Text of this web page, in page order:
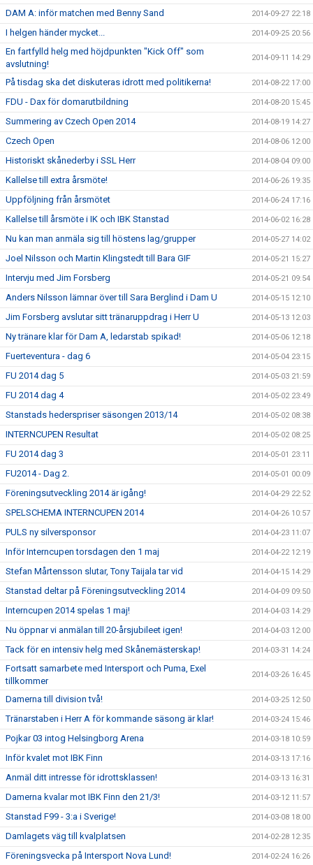
DAM A: inför matchen med Benny Sand 2014-09-27 22:18
I helgen händer mycket... 2014-09-25 20:56
En fartfylld helg med höjdpunkten "Kick Off" som
avslutning!
2014-09-11 14:29
På tisdag ska det diskuteras idrott med politikerna! 2014-08-22 17:00
FDU - Dax för domarutbildning 2014-08-20 15:45
Summering av Czech Open 2014 2014-08-19 14:27
Czech Open 2014-08-06 12:00
Historiskt skånederby i SSL Herr 2014-08-04 09:00
Kallelse till extra årsmöte! 2014-06-26 19:35
Uppföljning från årsmötet 2014-06-24 17:16
Kallelse till årsmöte i IK och IBK Stanstad 2014-06-02 16:28
Nu kan man anmäla sig till höstens lag/grupper 2014-05-27 14:02
Joel Nilsson och Martin Klingstedt till Bara GIF 2014-05-21 15:27
Intervju med Jim Forsberg 2014-05-21 09:54
Anders Nilsson lämnar över till Sara Berglind i Dam U 2014-05-15 12:10
Jim Forsberg avslutar sitt tränaruppdrag i Herr U 2014-05-13 12:03
Ny tränare klar för Dam A, ledarstab spikad! 2014-05-06 12:18
Fuerteventura - dag 6 2014-05-04 23:15
FU 2014 dag 5 2014-05-03 21:59
FU 2014 dag 4 2014-05-02 23:49
Stanstads hederspriser säsongen 2013/14 2014-05-02 08:38
INTERNCUPEN Resultat 2014-05-02 08:25
FU 2014 dag 3 2014-05-01 23:11
FU2014 - Dag 2. 2014-05-01 00:09
Föreningsutveckling 2014 är igång! 2014-04-29 22:52
SPELSCHEMA INTERNCUPEN 2014 2014-04-26 10:57
PULS ny silversponsor 2014-04-23 11:07
Inför Interncupen torsdagen den 1 maj 2014-04-22 12:19
Stefan Mårtensson slutar, Tony Taijala tar vid 2014-04-15 14:29
Stanstad deltar på Föreningsutveckling 2014 2014-04-09 09:50
Interncupen 2014 spelas 1 maj! 2014-04-03 14:29
Nu öppnar vi anmälan till 20-årsjubileet igen! 2014-04-03 12:00
Tack för en intensiv helg med Skånemästerskap! 2014-03-31 14:24
Fortsatt samarbete med Intersport och Puma, Exel
tillkommer
2014-03-26 16:45
Damerna till division två! 2014-03-25 12:50
Tränarstaben i Herr A för kommande säsong är klar! 2014-03-24 15:46
Pojkar 03 intog Helsingborg Arena 2014-03-18 10:59
Inför kvalet mot IBK Finn 2014-03-13 17:16
Anmäl ditt intresse för idrottsklassen! 2014-03-13 16:31
Damerna kvalar mot IBK Finn den 21/3! 2014-03-12 11:57
Stanstad F99 - 3:a i Sverige! 2014-03-08 18:00
Damlagets väg till kvalplatsen 2014-02-28 12:35
Föreningsvecka på Intersport Nova Lund! 2014-02-24 16:26